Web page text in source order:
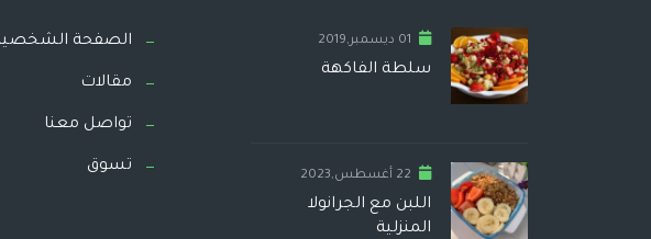
01 ديسمبر,2019
سلطة الفاكهة
22 أغسطس,2023
اللبن مع الجرانولا
المنزلية
الصفحة
مقالات
تواصل معنا
تسوق